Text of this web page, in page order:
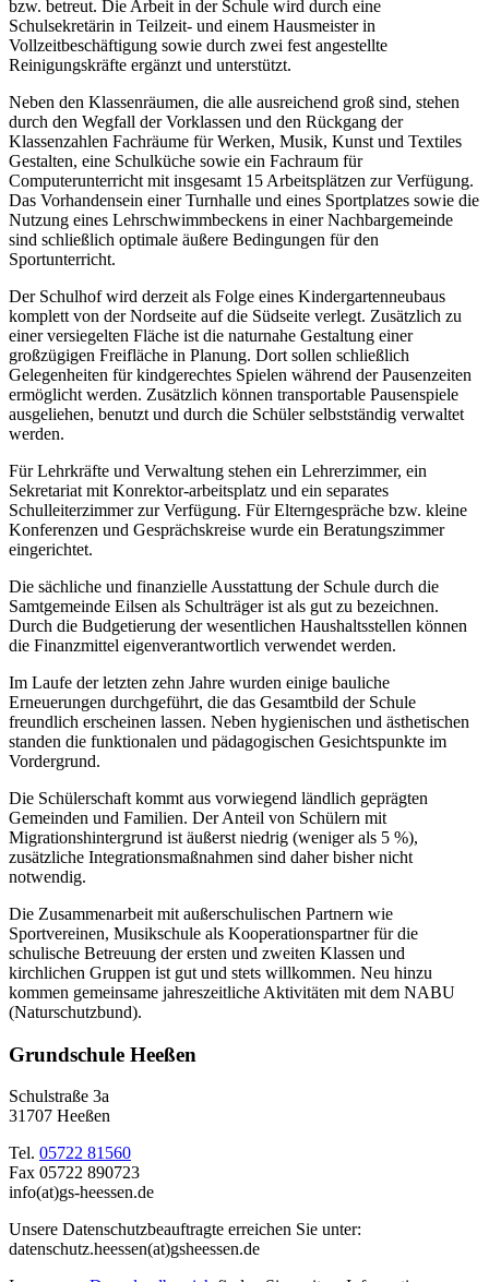
bzw. betreut. Die Arbeit in der Schule wird durch eine
Schulsekretärin in Teilzeit- und einem Hausmeister in
Vollzeitbeschäftigung sowie durch zwei fest angestellte
Reinigungskräfte ergänzt und unterstützt.
Neben den Klassenräumen, die alle ausreichend groß sind, stehen
durch den Wegfall der Vorklassen und den Rückgang der
Klassenzahlen Fachräume für Werken, Musik, Kunst und Textiles
Gestalten, eine Schulküche sowie ein Fachraum für
Computerunterricht mit insgesamt 15 Arbeitsplätzen zur Verfügung.
Das Vorhandensein einer Turnhalle und eines Sportplatzes sowie die
Nutzung eines Lehrschwimmbeckens in einer Nachbargemeinde
sind schließlich optimale äußere Bedingungen für den
Sportunterricht.
Der Schulhof wird derzeit als Folge eines Kindergartenneubaus
komplett von der Nordseite auf die Südseite verlegt. Zusätzlich zu
einer versiegelten Fläche ist die naturnahe Gestaltung einer
großzügigen Freifläche in Planung. Dort sollen schließlich
Gelegenheiten für kindgerechtes Spielen während der Pausenzeiten
ermöglicht werden. Zusätzlich können transportable Pausenspiele
ausgeliehen, benutzt und durch die Schüler selbstständig verwaltet
werden.
Für Lehrkräfte und Verwaltung stehen ein Lehrerzimmer, ein
Sekretariat mit Konrektor-arbeitsplatz und ein separates
Schulleiterzimmer zur Verfügung. Für Elterngespräche bzw. kleine
Konferenzen und Gesprächskreise wurde ein Beratungszimmer
eingerichtet.
Die sächliche und finanzielle Ausstattung der Schule durch die
Samtgemeinde Eilsen als Schulträger ist als gut zu bezeichnen.
Durch die Budgetierung der wesentlichen Haushaltsstellen können
die Finanzmittel eigenverantwortlich verwendet werden.
Im Laufe der letzten zehn Jahre wurden einige bauliche
Erneuerungen durchgeführt, die das Gesamtbild der Schule
freundlich erscheinen lassen. Neben hygienischen und ästhetischen
standen die funktionalen und pädagogischen Gesichtspunkte im
Vordergrund.
Die Schülerschaft kommt aus vorwiegend ländlich geprägten
Gemeinden und Familien. Der Anteil von Schülern mit
Migrationshintergrund ist äußerst niedrig (weniger als 5 %),
zusätzliche Integrationsmaßnahmen sind daher bisher nicht
notwendig.
Die Zusammenarbeit mit außerschulischen Partnern wie
Sportvereinen, Musikschule als Kooperationspartner für die
schulische Betreuung der ersten und zweiten Klassen und
kirchlichen Gruppen ist gut und stets willkommen. Neu hinzu
kommen gemeinsame jahreszeitliche Aktivitäten mit dem NABU
(Naturschutzbund).
Grundschule Heeßen
Schulstraße 3a
31707 Heeßen
Tel. 05722 81560
Fax 05722 890723
info(at)gs-heessen.de
Unsere Datenschutzbeauftragte erreichen Sie unter:
datenschutz.heessen(at)gsheessen.de